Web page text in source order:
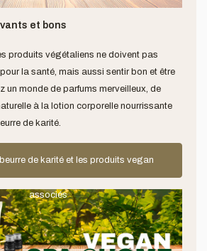
et bons
produits végétaliens ne doivent pas
la santé, mais aussi sentir bon et être
un monde de parfums merveilleux, de
à la lotion corporelle nourrissante
de karité.
de karité et les produits vegan
associés